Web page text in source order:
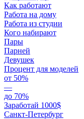
Как работают
Работа на дому
Работа из студии
Кого набирают
Пары
Парней
Девушек
Процент для моделей
от 50%
—
до 70%
Заработай 1000$
Санкт-Петербург